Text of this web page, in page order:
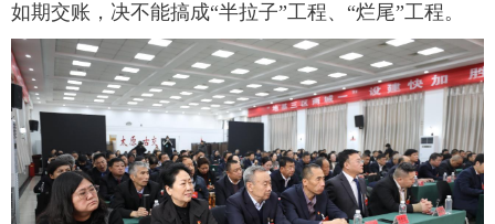
如期交账，决不能搞成“半拉子”工程、“烂尾”工程。